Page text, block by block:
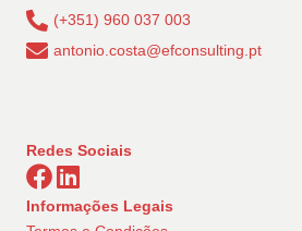
(+351) 960 037 003
antonio.costa@efconsulting.pt
Redes Sociais
Informações Legais